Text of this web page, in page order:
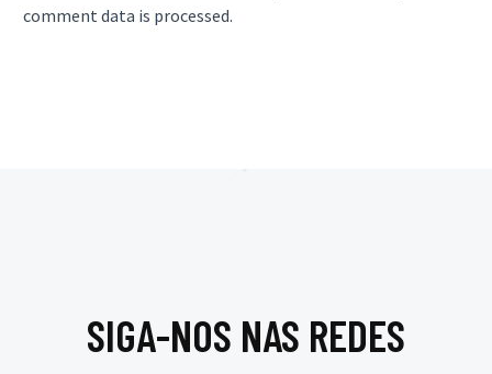
comment data is processed.
SIGA-NOS NAS REDES